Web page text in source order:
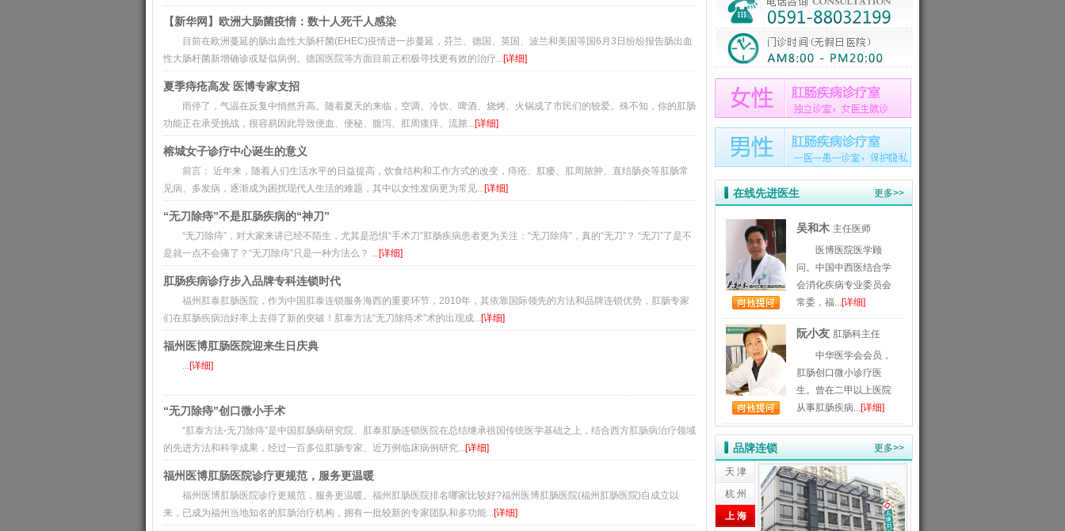
【新华网】欧洲大肠菌疫情：数十人死千人感染
目前在欧洲蔓延的肠出血性大肠杆菌(EHEC)疫情进一步蔓延，芬兰、德国、英国、波兰和美国等国6月3日纷纷报告肠出血
性大肠杆菌新增确诊或疑似病例。德国医院等方面目前正积极寻找更有效的治疗...[详细]
夏季痔疮高发 医博专家支招
雨停了，气温在反复中悄然升高。随着夏天的来临，空调、冷饮、啤酒、烧烤、火锅成了市民们的较爱。殊不知，你的肛肠
功能正在承受挑战，很容易因此导致便血、便秘、腹泻、肛周瘙痒、流脓...[详细]
榕城女子诊疗中心诞生的意义
前言： 近年来，随着人们生活水平的日益提高，饮食结构和工作方式的改变，痔疮、肛瘘、肛周脓肿、直结肠炎等肛肠常
见病、多发病，逐渐成为困扰现代人生活的难题，其中以女性发病更为常见...[详细]
“无刀除痔”不是肛肠疾病的“神刀”
“无刀除痔”，对大家来讲已经不陌生，尤其是恐惧“手术刀”肛肠疾病患者更为关注：“无刀除痔”，真的“无刀”？ “无刀”了是不
是就一点不会痛了？“无刀除痔”只是一种方法么？ ...[详细]
肛肠疾病诊疗步入品牌专科连锁时代
福州肛泰肛肠医院，作为中国肛泰连锁服务海西的重要环节，2010年，其依靠国际领先的方法和品牌连锁优势，肛肠专家
们在肛肠疾病治好率上去得了新的突破！肛泰方法“无刀除痔术”术的出现成...[详细]
福州医博肛肠医院迎来生日庆典
...[详细]
“无刀除痔”创口微小手术
“肛泰方法-无刀除痔”是中国肛肠病研究院、肛泰肛肠连锁医院在总结继承祖国传统医学基础之上，结合西方肛肠病治疗领域
的先进方法和科学成果，经过一百多位肛肠专家、近万例临床病例研究...[详细]
福州医博肛肠医院诊疗更规范，服务更温暖
福州医博肛肠医院诊疗更规范，服务更温暖。福州肛肠医院排名哪家比较好?福州医博肛肠医院(福州肛肠医院)自成立以
来，已成为福州当地知名的肛肠治疗机构，拥有一批较新的专家团队和多功能...[详细]
在线先进医生 更多>>
吴和木 主任医师
医博医院医学顾
问。中国中西医结合学
会消化疾病专业委员会
常委，福...[详细]
阮小友 肛肠科主任
中华医学会会员，
肛肠创口微小诊疗医
生。曾在二甲以上医院
从事肛肠疾病...[详细]
品牌连锁 更多>>
天 津
杭 州
上 海